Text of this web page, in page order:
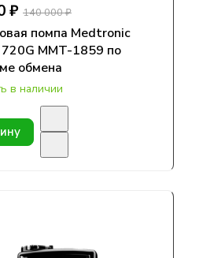
₽ 140 000 ₽
помпа Medtronic
MMT-1859 по
обмена
в наличии